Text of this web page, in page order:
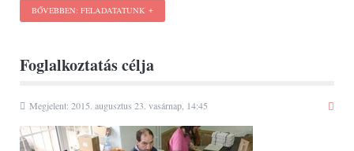
BŐVEBBEN: FELADATATUNK
Foglalkoztatás célja
Megjelent: 2015. augusztus 23. vasárnap, 14:45